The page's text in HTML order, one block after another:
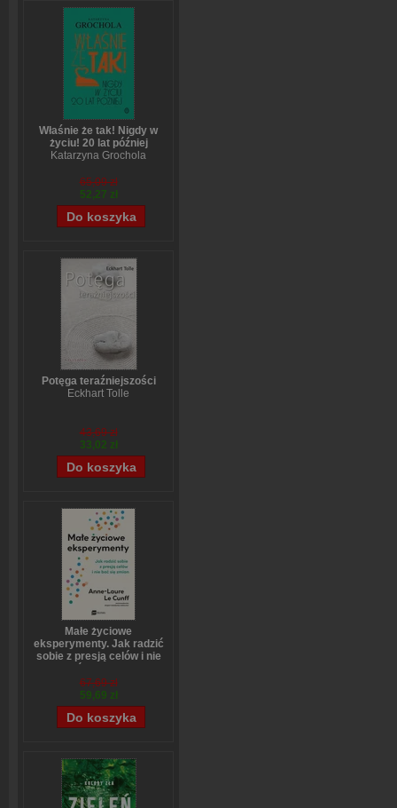
Właśnie że tak! Nigdy w
życiu! 20 lat później
Katarzyna Grochola
65,09 zł
52,27 zł
Potęga teraźniejszości
Eckhart Tolle
43,69 zł
33,02 zł
Małe życiowe
eksperymenty. Jak radzić
sobie z presją celów i nie
Anne-Laure LeCunff
67,69 zł
59,69 zł